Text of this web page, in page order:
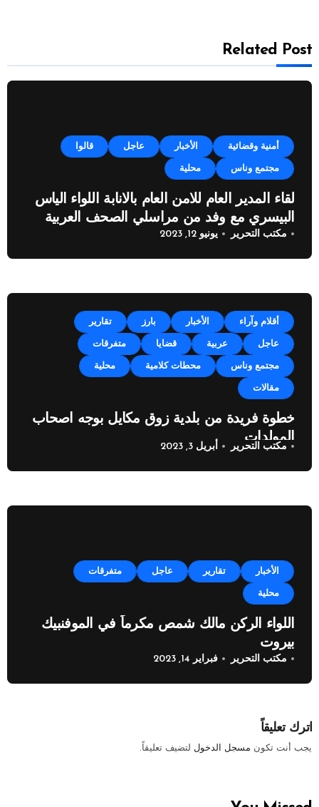
Related Post
أمنية وقضائية الأخبار عاجل قالوا
مجتمع وناس محلية
لقاء المدير العام للامن العام بالانابة اللواء الياس
البيسري مع وفد من مراسلي الصحف العربية
مكتب التحرير يونيو 12, 2023
أقلام وآراء الأخبار بارز تقارير
عاجل عربية قضايا متفرقات
مجتمع وناس محطات كلامية محلية
مقالات
خطوة فريدة من بلدية زوق مكايل بوجه اصحاب
المولدات
مكتب التحرير أبريل 3, 2023
الأخبار تقارير عاجل متفرقات
محلية
اللواء الركن مالك شمص مكرماً في الموفنبيك
بيروت
مكتب التحرير فبراير 14, 2023
اترك تعليقاً
يجب أنت تكون مسجل الدخول لتضيف تعليقاً.